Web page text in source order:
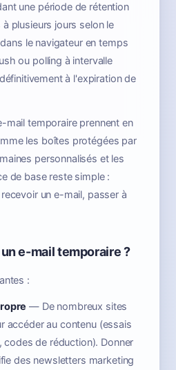
une période de rétention
plusieurs jours selon le
le navigateur en temps
ou polling à intervalle
à l'expiration de
mail temporaire prennent en
les boîtes protégées par
personnalisés et les
de base reste simple :
un e-mail, passer à
e-mail temporaire ?
:
— De nombreux sites
accéder au contenu (essais
codes de réduction). Donner
des newsletters marketing